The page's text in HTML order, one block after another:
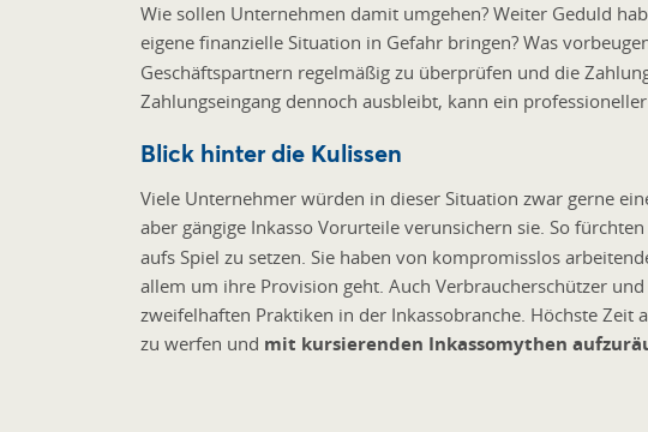
Wie sollen Unternehmen damit umgehen? Weiter Geduld
eigene finanzielle Situation in Gefahr bringen? Was
Geschäftspartnern regelmäßig zu überprüfen und die
Zahlungseingang dennoch ausbleibt, kann ein professioneller
Blick hinter die Kulissen
Viele Unternehmer würden in dieser Situation zwar gerne
aber gängige Inkasso Vorurteile verunsichern sie. So
aufs Spiel zu setzen. Sie haben von kompromisslos
allem um ihre Provision geht. Auch Verbraucherschützer
zweifelhaften Praktiken in der Inkassobranche. Höchste Zeit
zu werfen und mit kursierenden Inkassomythen